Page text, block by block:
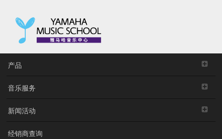
产品
音乐服务
新闻活动
经销商查询